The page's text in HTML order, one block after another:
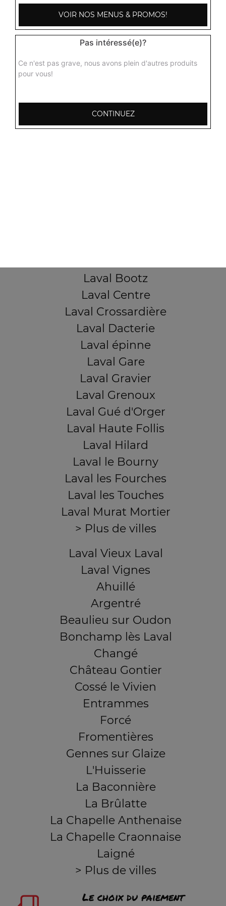
Laval Bootz
Laval Centre
Laval Crossardière
Laval Dacterie
Laval épinne
Laval Gare
Laval Gravier
Laval Grenoux
Laval Gué d'Orger
Laval Haute Follis
Laval Hilard
Laval le Bourny
Laval les Fourches
Laval les Touches
Laval Murat Mortier
> Plus de villes
Laval Vieux Laval
Laval Vignes
Ahuillé
Argentré
Beaulieu sur Oudon
Bonchamp lès Laval
Changé
Château Gontier
Cossé le Vivien
Entrammes
Forcé
Fromentières
Gennes sur Glaize
L'Huisserie
La Baconnière
La Brûlatte
La Chapelle Anthenaise
La Chapelle Craonnaise
Laigné
> Plus de villes
Le choix du paiement
VOIR NOS MENUS & PROMOS!
Pas intéressé(e)?
Ce n'est pas grave, nous avons plein d'autres produits
pour vous!
CONTINUEZ